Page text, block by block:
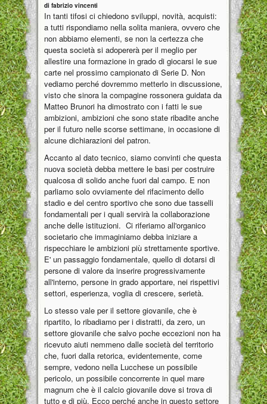
di fabrizio vincenti
In tanti tifosi ci chiedono sviluppi, novità, acquisti:
a tutti rispondiamo nella solita maniera, ovvero che
non abbiamo elementi, se non la certezza che
questa società si adopererà per il meglio per
allestire una formazione in grado di giocarsi le sue
carte nel prossimo campionato di Serie D. Non
vediamo perché dovremmo metterlo in discussione,
visto che sinora la compagine rossonera guidata da
Matteo Brunori ha dimostrato con i fatti le sue
ambizioni, ambizioni che sono state ribadite anche
per il futuro nelle scorse settimane, in occasione di
alcune dichiarazioni del patron.
Accanto al dato tecnico, siamo convinti che questa
nuova società debba mettere le basi per costruire
qualcosa di solido anche fuori dal campo. E non
parliamo solo ovviamente del rifacimento dello
stadio e del centro sportivo che sono due tasselli
fondamentali per i quali servirà la collaborazione
anche delle istituzioni. Ci riferiamo all'organico
societario che immaginiamo debba iniziare a
rispecchiare le ambizioni più strettamente sportive.
E' un passaggio fondamentale, quello di dotarsi di
persone di valore da inserire progressivamente
all'interno, persone in grado apportare, nei rispettivi
settori, esperienza, voglia di crescere, serietà.
Lo stesso vale per il settore giovanile, che è
ripartito, lo ribadiamo per i distratti, da zero, un
settore giovanile che salvo poche eccezioni non ha
ricevuto aiuti nemmeno dalle società del territorio
che, fuori dalla retorica, evidentemente, come
sempre, vedono nella Lucchese un possibile
pericolo, un possibile concorrente in quel mare
magnum che è il calcio giovanile dove si trova di
tutto e di più. Ecco perché anche in questo settore